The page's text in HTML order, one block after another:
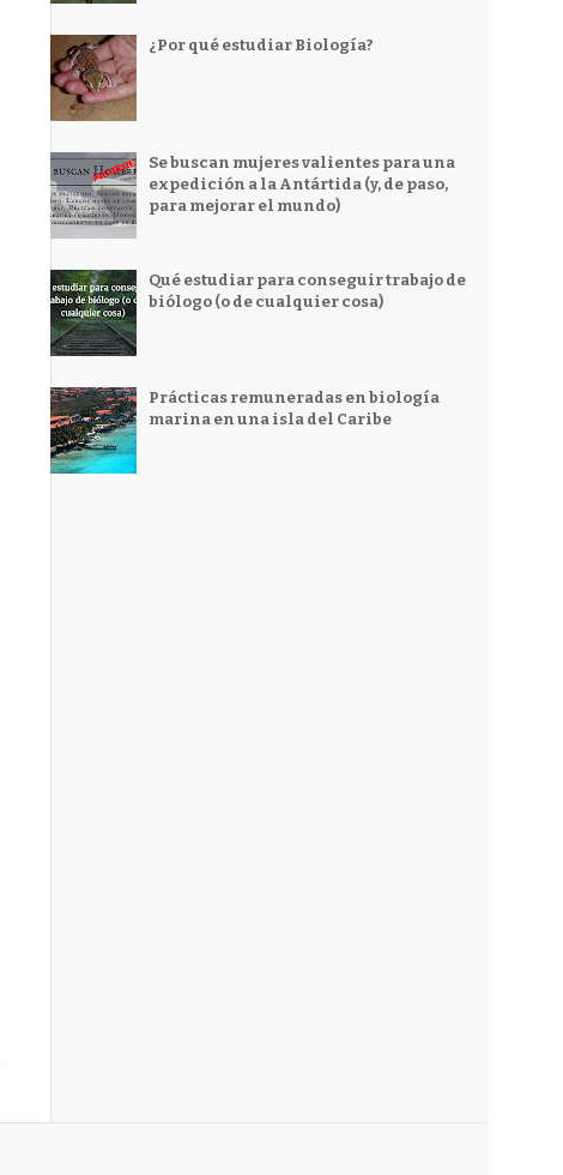
¿Por qué estudiar Biología?
Se buscan mujeres valientes para una
expedición a la Antártida (y, de paso,
para mejorar el mundo)
Qué estudiar para conseguir trabajo de
biólogo (o de cualquier cosa)
Prácticas remuneradas en biología
marina en una isla del Caribe